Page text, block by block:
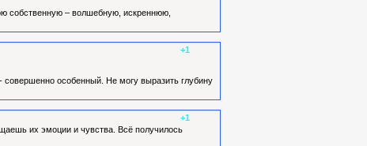
собственную – волшебную, искреннюю,
+1
особенный. Не могу выразить глубину
+1
их эмоции и чувства. Всё получилось